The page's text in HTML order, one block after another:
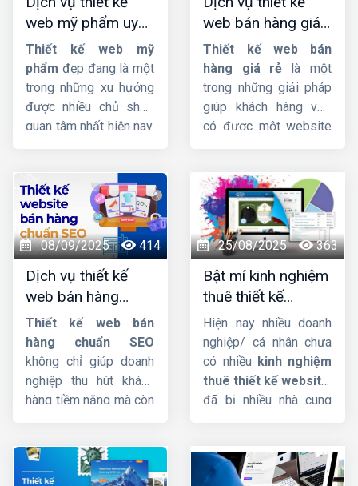
thế nào đối với trang
web ?
rẻ. Hãy liên hệ với đội
ngũ nhân viên tư vấn
củaHIG chúng tôi.
web mỹ phẩm uy
tín, chuyên nghiệp,
chuẩn SEO
Thiết kế web mỹ
phẩm đẹp đang là một
trong những xu hướng
được nhiều chủ shop
quan tâm nhất hiện nay.
shop mở rộng tệp
khách hàng đồng thời
mang lại nguồn doanh
thu cực khủng. Nếu bạn
cũng đang muốn sở
hữu một website bán
mỹ phẩm chuyên
nghiệp, hãy theo dõi
ngay bài viết sau đây
củaCông ty HIG
web bán hàng giá
rẻ, đẹp, chuyên
nghiệp
Thiết kế web bán
hàng giá rẻ là một
trong những giải pháp
giúp khách hàng vừa
có được một website
chăng mà còn có thể
giúp quý khách tự tối
ưu từ khóa lên trang
nhất kết quả tìm kiếm.
08/09/2025 414
Dịch vụ thiết kế
web bán hàng
chuẩn SEO, uy tín,
chuyên nghiệp
Thiết kế web bán
hàng chuẩn SEO
không chỉ giúp doanh
nghiệp thu hút khách
hàng tiềm năng mà còn
người dùng trên mọi
thiết bị. Một website
25/08/2025 363
Bật mí kinh nghiệm
thuê thiết kế
website chuẩn chỉ
và uy tín
Hiện nay nhiều doanh
nghiệp/ cá nhân chưa
có nhiều kinh nghiệm
thuê thiết kế website
đã bị nhiều nhà cung
thống nhất ký kết rõ
ràng. Lý do thì rất nhiều